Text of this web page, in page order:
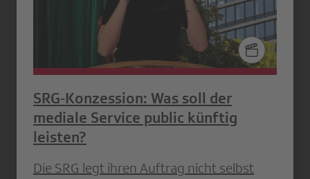
SRG‑Konzession: Was soll der
mediale Service public künftig
leisten?
Die SRG legt ihren Auftrag nicht selbst